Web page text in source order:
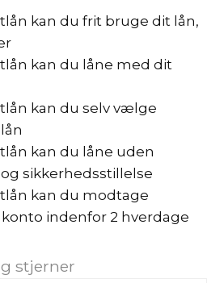
kan du frit bruge dit lån,
kan du låne med dit
kan du selv vælge
kan du låne uden
sikkerhedsstillelse
kan du modtage
indenfor 2 hverdage
stjerner